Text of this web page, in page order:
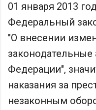
01 января 2013
Федеральный
"О внесении
Федерации",
наказания за
незаконным